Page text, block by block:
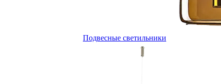
Подвесные светильники